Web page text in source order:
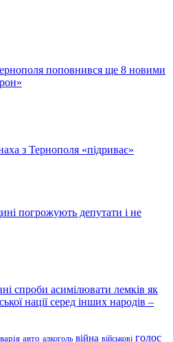
поповнився ще 8 новими
з Тернополя «підриває»
погрожують депутати і не
спроби асимілювати лемків як
нації серед інших народів –
авто алкоголь війна військові голос